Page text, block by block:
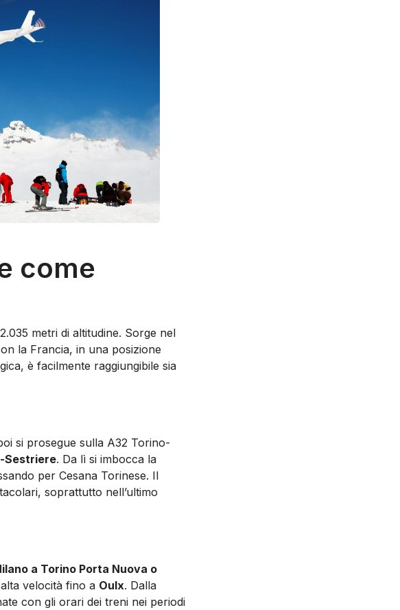
come
metri di altitudine. Sorge nel
la Francia, in una posizione
è facilmente raggiungibile sia
si prosegue sulla A32 Torino-
Sestriere. Da lì si imbocca la
per Cesana Torinese. Il
soprattutto nell’ultimo
a Torino Porta Nuova o
velocità fino a Oulx. Dalla
con gli orari dei treni nei periodi